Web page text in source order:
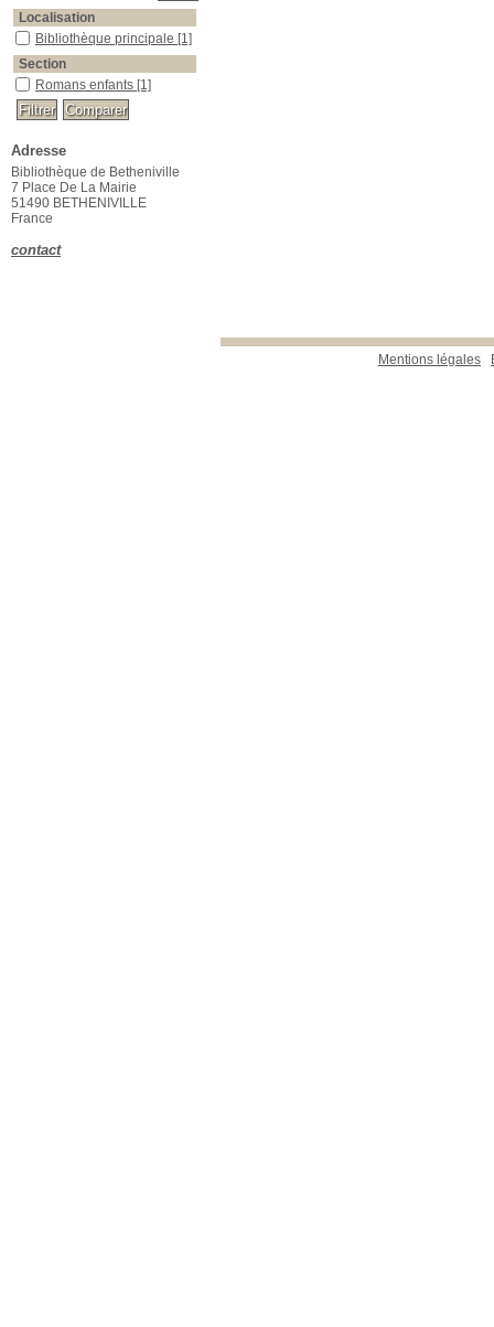
Mentions légales
Localisation
Bibliothèque principale [1]
Section
Romans enfants [1]
Adresse
Bibliothèque de Betheniville
7 Place De La Mairie
51490 BETHENIVILLE
France
contact